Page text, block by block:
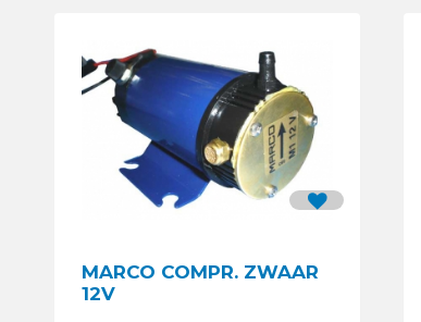
MARCO COMPR. ZWAAR
12V